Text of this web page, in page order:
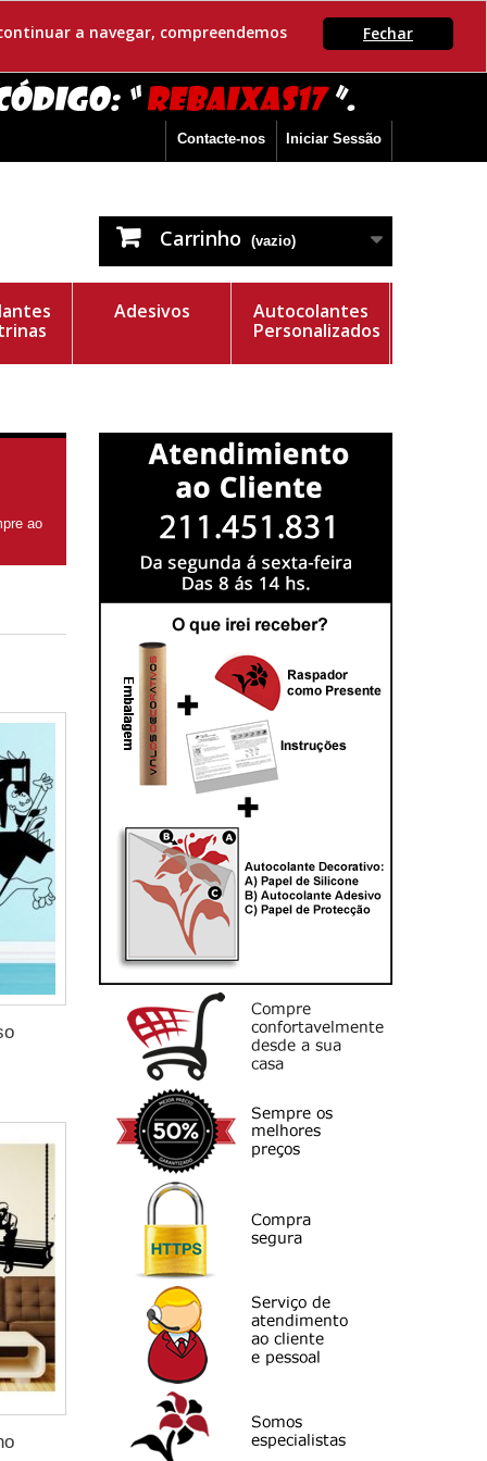
Fechar
a navegar, compreendemos
Iniciar Sessão
Contacte-nos
Carrinho (vazio)
Adesivos
Autocolantes
Personalizados
ao